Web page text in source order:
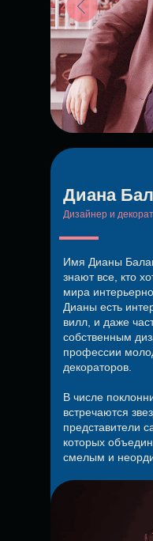
Имя Дианы
знают все, кто
мира
Дианы есть
вилл, и даже
собственным
профессии
декораторов.
В числе
встречаются
представители
которых
смелым и
Дизайнер и
Диана